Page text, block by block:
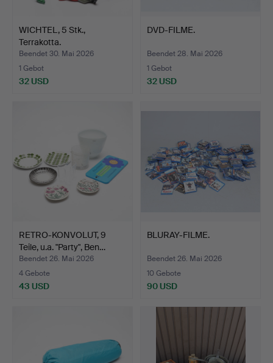
WICHTEL, 5 Stk.,
Terrakotta.
Beendet 30. Mai 2026
1 Gebot
32 USD
DVD-FILME.
Beendet 28. Mai 2026
1 Gebot
32 USD
RETRO-KONVOLUT, 9
Teile, u.a. "Party", Ben…
Beendet 26. Mai 2026
4 Gebote
43 USD
BLURAY-FILME.
Beendet 26. Mai 2026
10 Gebote
90 USD